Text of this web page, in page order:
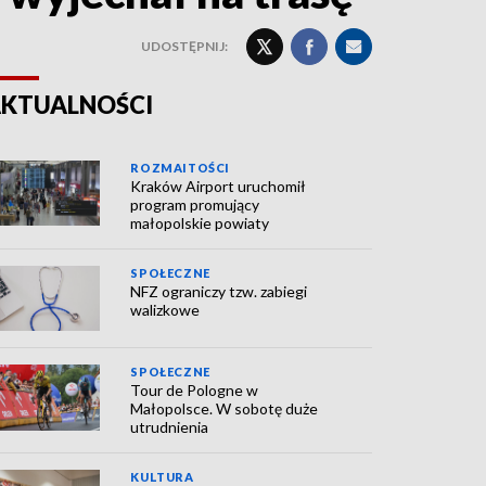
UDOSTĘPNIJ:
ROZMAITOŚCI
Kraków Airport uruchomił
program promujący
małopolskie powiaty
SPOŁECZNE
NFZ ograniczy tzw. zabiegi
walizkowe
SPOŁECZNE
Tour de Pologne w
Małopolsce. W sobotę duże
utrudnienia
KULTURA